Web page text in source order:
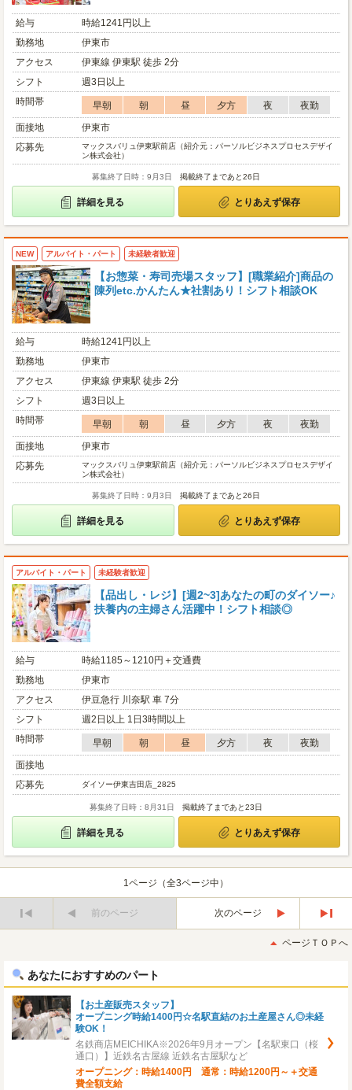
給与
時給1241円以上
勤務地
伊東市
アクセス
伊東線 伊東駅 徒歩 2分
シフト
週3日以上
時間帯
早朝 朝 昼 夕方 夜
夜勤
面接地
伊東市
応募先
マックスバリュ伊東駅前店（紹介元：パーソルビジネスプロセスデザイ
ン株式会社）
募集終了日時：9月3日 掲載終了まであと26日
詳細を見る とりあえず保存
NEW アルバイト・パート 未経験者歓迎
【お惣菜・寿司売場スタッフ】[職業紹介]商品の
陳列etc.かんたん★社割あり！シフト相談OK
給与
時給1241円以上
勤務地
伊東市
アクセス
伊東線 伊東駅 徒歩 2分
シフト
週3日以上
時間帯
早朝 朝 昼 夕方 夜
夜勤
面接地
伊東市
応募先
マックスバリュ伊東駅前店（紹介元：パーソルビジネスプロセスデザイ
ン株式会社）
募集終了日時：9月3日 掲載終了まであと26日
詳細を見る とりあえず保存
アルバイト・パート 未経験者歓迎
【品出し・レジ】[週2~3]あなたの町のダイソー♪
扶養内の主婦さん活躍中！シフト相談◎
給与
時給1185～1210円＋交通費
勤務地
伊東市
アクセス
伊豆急行 川奈駅 車 7分
シフト
週2日以上 1日3時間以上
時間帯
早朝 朝 昼 夕方 夜
夜勤
面接地
応募先
ダイソー伊東吉田店_2825
募集終了日時：8月31日 掲載終了まであと23日
詳細を見る とりあえず保存
1ページ（全3ページ中）
前のページ
次のページ
後
ページＴＯＰへ
あなたにおすすめのパート
【お土産販売スタッフ】
オープニング時給1400円☆名駅直結のお土産屋さん◎未経
験OK！
名鉄商店MEICHIKA※2026年9月オープン【名駅東口（桜
通口）】近鉄名古屋線 近鉄名古屋駅など
オープニング：時給1400円 通常：時給1200円～＋交通
費全額支給